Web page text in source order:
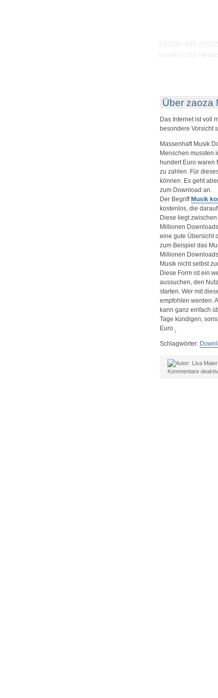
Über zaoza
Das Internet ist voll
besondere Vorsicht
Massenhaft Musik
Menschen mussten
hundert Euro waren
zu zahlen. Für
können. Es geht
zum Download an.
Der Begriff Musik
kostenlos, die
Diese liegt
Millionen
eine gute Übersicht
zum Beispiel das
Millionen
Musik nicht selbst
Diese Form ist ein
aussuchen, den
starten. Wer mit
empfohlen werden.
kann ganz einfach
Tage kündigen,
Euro..
Schlagwörter:
Lisa
Kommentare